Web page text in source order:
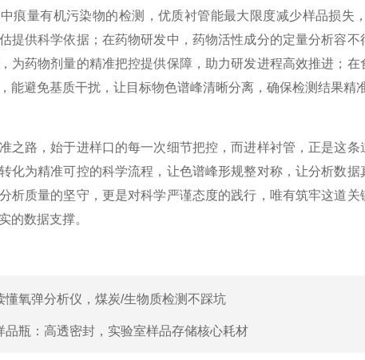
痕量有机污染物的检测，优质衬管能最大限度减少样品损失
提供科学依据；在药物研发中，药物活性成分的定量分析容
为药物剂量的精准把控提供保障，助力研发进程高效推进；
能避免基质干扰，让目标物色谱峰清晰分离，确保检测结果精
路，始于进样口的每一次细节把控，而进样衬管，正是这条
化为精准可控的科学流程，让色谱峰形规整对称，让分析数
析质量的坚守，更是对科学严谨态度的践行，唯有筑牢这道
的数据支撑。
懂氧弹分析仪，煤炭/生物质检测不踩坑
品瓶：高透密封，实验室样品存储核心耗材